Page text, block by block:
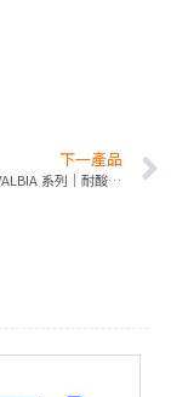
下一產品
氣動蝶閥 ITALY VALBIA 系列｜耐酸鹼PTFE閥座｜總代理歐美日驅動器